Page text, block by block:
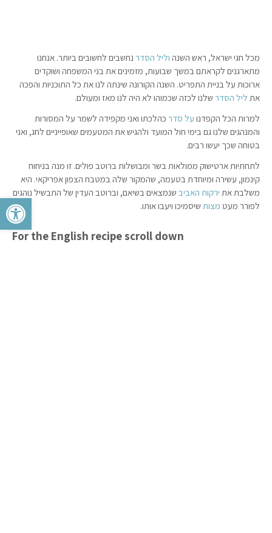
פתח
מכל חגי ישראל, ראש השנה וליל הסדר נחשבים לחשובים ביותר. אנחנו
מתארגנים לקראתם במשך שבועות, מזמינים את בני המשפחה ושוקדים
ארוכות על בניית התפריט. השנה הקורונה שינתה לנו את כל התוכניות והפכה
את ליל הסדר שלנו לכזה שכמוהו לא היה לנו מאז ומעולם.
למרות הכל הקפדנו על סדר כהלכתו ואני מקפידה לשמר על המסורות
והמנהגים שלנו גם בימי חול המועד ולהגיש את המטעמים שאופייניים לחג, ואני
בטוחה שכך יעשו רבים.
לתחתיות ארטישוק ממולאות בשר ומבושלות ברוטב פולים. זו מנה בניחוח
קינמון, עשירה ומיוחדת בטעמה, שהמקור שלה במטבח הצפון אפריקאי. היא
משלבת את ירקות האביב שנמצאים בשיאם, וברוטב העדין של התבשיל נוהגים
לפורר מעט מצות שיסמיכו ויעבו אותו.
For the English recipe scroll down